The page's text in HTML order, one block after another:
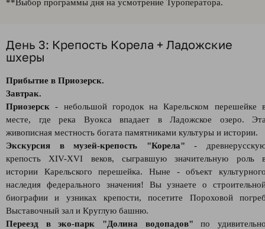
**Выбор программы дня на усмотрение Туроператора.
День 3: Крепость Корела + Ладожские
шхеры
Прибытие в Приозерск.
Завтрак.
Приозерск - небольшой городок на Карельском перешейке
месте, где река Вуокса впадает в Ладожское озеро.
живописная местность богата памятниками культуры и истории.
Экскурсия в музей-крепость "Корела"-
крепость XIV-XVI веков, сыгравшую значительную роль
истории Карельского перешейка. Ныне - объект
наследия федерального значения! Вы узнаете о
биографии и узниках крепости, посетите Пороховой
Выставочный зал и Круглую башню.
Переезд в эко-парк "Долина водопадов" по